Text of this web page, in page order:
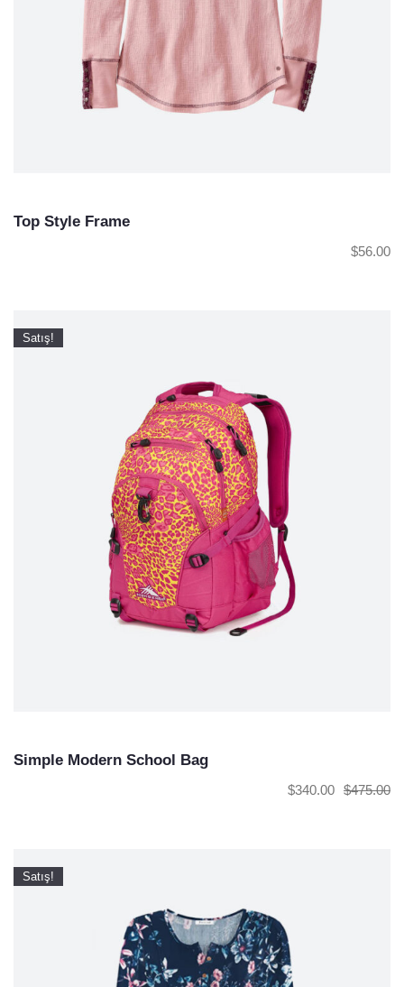
Top Style Frame
$56.00
Satış!
Simple Modern School Bag
$475.00
$340.00
Satış!